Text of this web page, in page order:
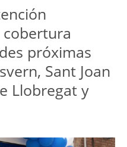
próximas
Sant Joan
Llobregat y